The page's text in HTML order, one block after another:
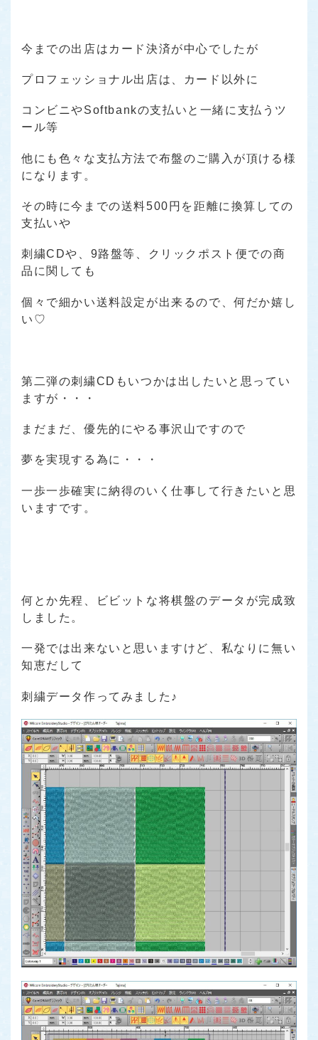
今までの出店はカード決済が中心でしたが
プロフェッショナル出店は、カード以外に
コンビニやSoftbankの支払いと一緒に支払うツ
ール等
他にも色々な支払方法で布盤のご購入が頂ける様
になります。
その時に今までの送料500円を距離に換算しての
支払いや
刺繍CDや、9路盤等、クリックポスト便での商
品に関しても
個々で細かい送料設定が出来るので、何だか嬉し
い♡
第二弾の刺繍CDもいつかは出したいと思ってい
ますが・・・
まだまだ、優先的にやる事沢山ですので
夢を実現する為に・・・
一歩一歩確実に納得のいく仕事して行きたいと思
いますです。
何とか先程、ビビットな将棋盤のデータが完成致
しました。
一発では出来ないと思いますけど、私なりに無い
知恵だして
刺繍データ作ってみました♪